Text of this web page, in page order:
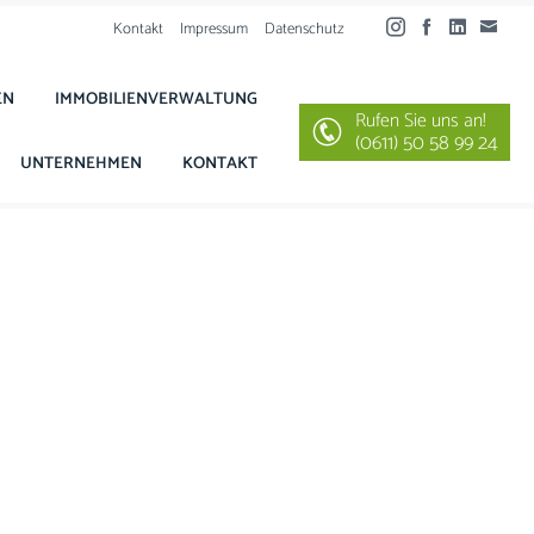
Kontakt Impressum Datenschutz
IMMOBILIENVERWALTUNG
UNTERNEHMEN KONTAKT
Rufen Sie uns an!
(0611) 50 58 99 24